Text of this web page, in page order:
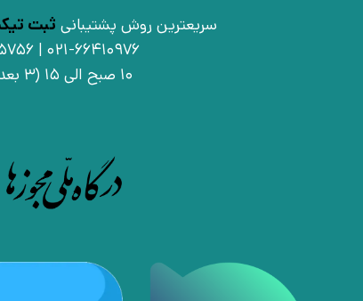
سریعترین روش پشتیبانی ثبت
10 صبح الی 15 (3 بعد از ظهر)